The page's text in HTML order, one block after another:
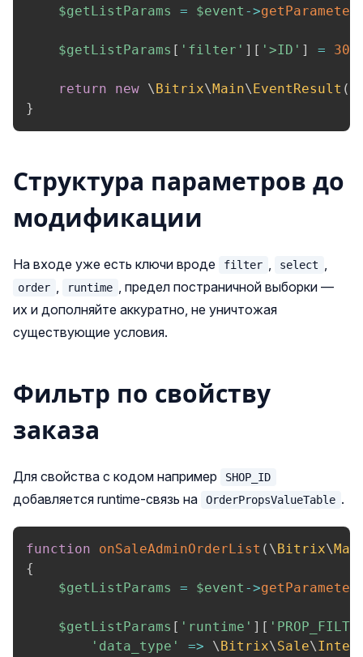
$getListParams
= $event ->
$getListParams [ 'filter' ] [ '>ID' ] = 300
return new \Bitrix\Main\EventResult (
}
Структура параметров до
модификации
На входе уже есть ключи вроде filter , select ,
order , runtime , предел постраничной выборки —
их и дополняйте аккуратно, не уничтожая
существующие условия.
Фильтр по свойству
заказа
Для свойства с кодом например SHOP_ID
добавляется runtime-связь на OrderPropsValueTable .
function onSaleAdminOrderList ( \Bitrix\
{
$getListParams
= $event ->
$getListParams [ 'runtime' ] [
'data_type'
=> \Bitrix\Sale\